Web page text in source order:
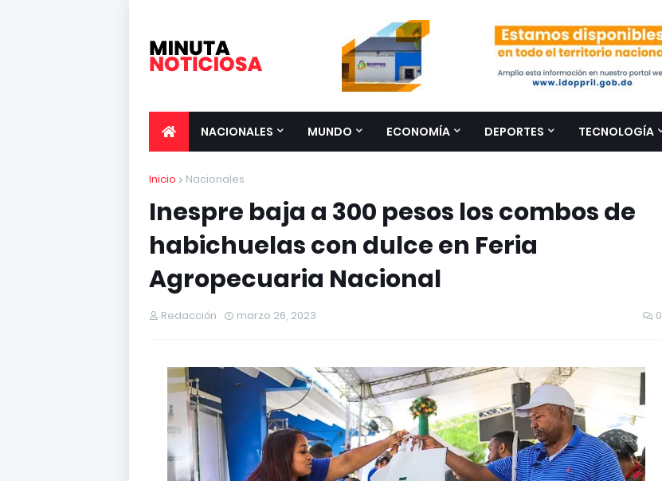
NACIONALES MUNDO ECONOMÍA DEPORTES TECNOLOGÍA
Inicio Nacionales
Inespre baja a 300 pesos los combos de
habichuelas con dulce en Feria
Agropecuaria Nacional
Redacción marzo 26, 2023 0